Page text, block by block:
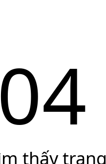
thấy trang